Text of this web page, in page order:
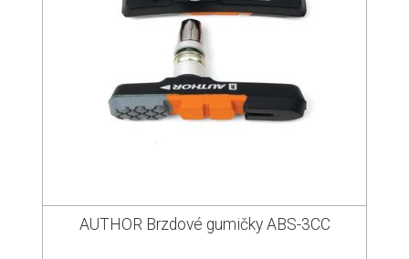
AUTHOR Brzdové gumičky ABS-3CC